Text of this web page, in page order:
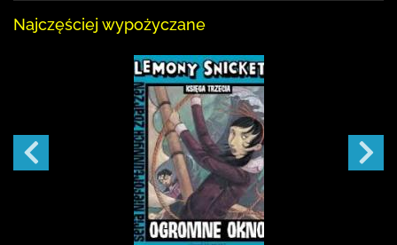
Najczęściej wypożyczane